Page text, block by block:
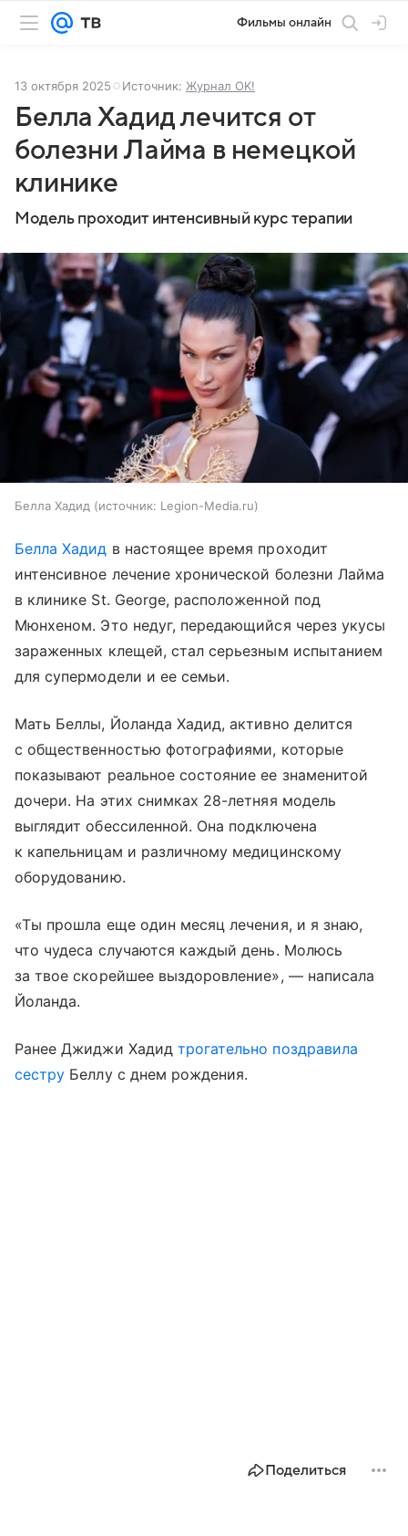
Фильмы онлайн
13 октября 2025 Источник: Журнал OK!
Белла Хадид лечится от
болезни Лайма в немецкой
клинике
Модель проходит интенсивный курс терапии
Белла Хадид источник: Legion-Media.ru
Белла Хадид в настоящее время проходит
интенсивное лечение хронической болезни Лайма
в клинике St. George, расположенной под
Мюнхеном. Это недуг, передающийся через укусы
зараженных клещей, стал серьезным испытанием
для супермодели и ее семьи.
Мать Беллы, Йоланда Хадид, активно делится
с общественностью фотографиями, которые
показывают реальное состояние ее знаменитой
дочери. На этих снимках 28-летняя модель
выглядит обессиленной. Она подключена
к капельницам и различному медицинскому
оборудованию.
«Ты прошла еще один месяц лечения, и я знаю,
что чудеса случаются каждый день. Молюсь
за твое скорейшее выздоровление», — написала
Йоланда.
Ранее Джиджи Хадид трогательно поздравила
сестру Беллу с днем рождения.
Поделиться